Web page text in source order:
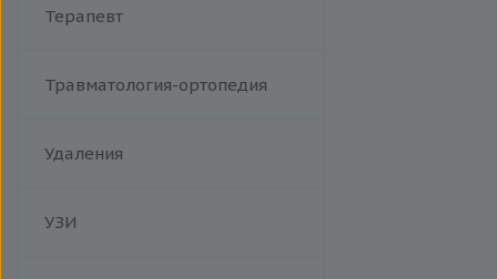
Терапевт
Травматология-ортопедия
Удаления
УЗИ